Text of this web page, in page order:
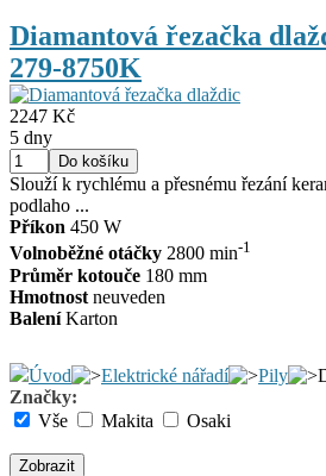
Diamantová řezačka
279-8750K
2247 Kč
5 dny
Slouží k rychlému a přesnému řezání
podlaho ...
Příkon 450 W
Volnoběžné otáčky 2800 min-1
Průměr kotouče 180 mm
Hmotnost neuveden
BaleníKarton
Úvod Elektrické nářadí Pily
Značky:
Vše
Makita Osaki
Zobrazit